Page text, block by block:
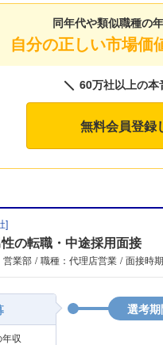
同年代や類似職種の
自分の正しい市場価
60万社以上の本
無料会員登録
]
の転職・中途採用面接
営業部 職種：代理店営業 面接時
選考期
収